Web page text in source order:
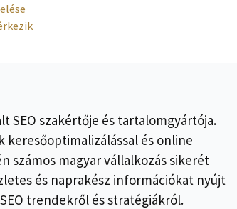
SEO szakértője és tartalomgyártója.
keresőoptimalizálással és online
számos magyar vállalkozás sikerét
és naprakész információkat nyújt
trendekről és stratégiákról.